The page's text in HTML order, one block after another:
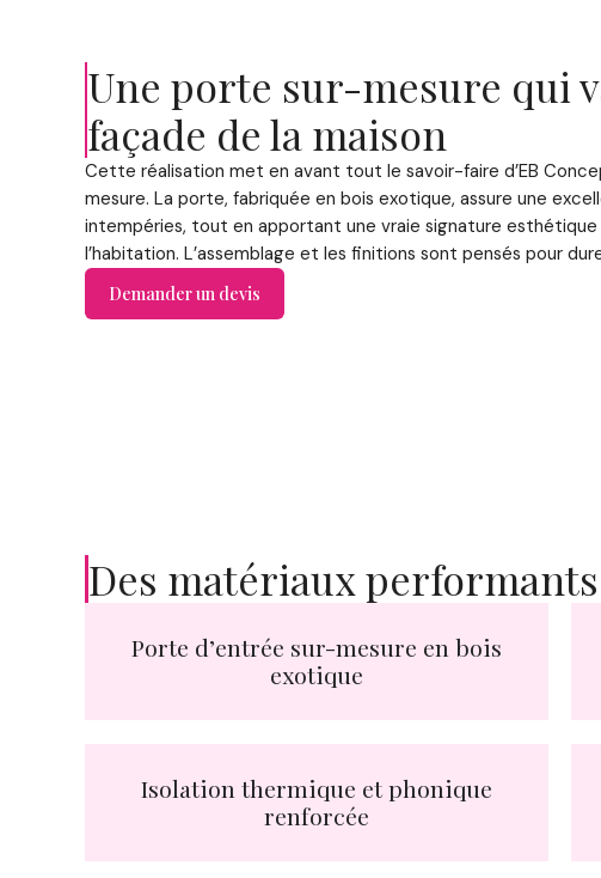
Une porte sur-mesure qui
façade de la maison
Cette réalisation met en avant tout le savoir-faire d’EB
mesure. La porte, fabriquée en bois exotique, assure une
intempéries, tout en apportant une vraie signature esthétique
l’habitation. L’assemblage et les finitions sont pensés pour
Demander un devis
Des matériaux
Porte d’entrée sur-mesure en bois
exotique
Isolation thermique et phonique
renforcée